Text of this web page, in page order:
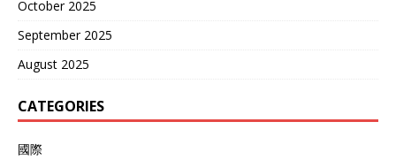
October 2025
September 2025
August 2025
CATEGORIES
國際